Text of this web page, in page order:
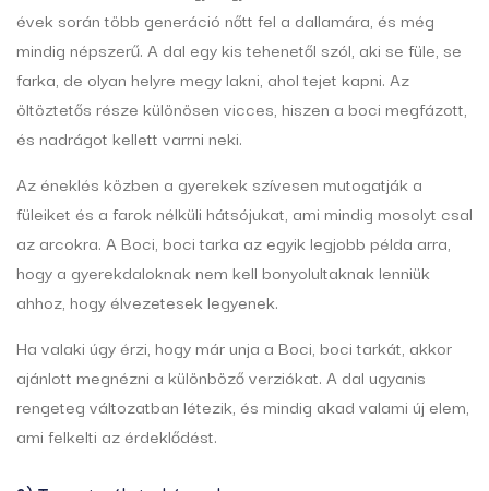
évek során több generáció nőtt fel a dallamára, és még
mindig népszerű. A dal egy kis tehenetől szól, aki se füle, se
farka, de olyan helyre megy lakni, ahol tejet kapni. Az
öltöztetős része különösen vicces, hiszen a boci megfázott,
és nadrágot kellett varrni neki.
Az éneklés közben a gyerekek szívesen mutogatják a
füleiket és a farok nélküli hátsójukat, ami mindig mosolyt csal
az arcokra. A Boci, boci tarka az egyik legjobb példa arra,
hogy a gyerekdaloknak nem kell bonyolultaknak lenniük
ahhoz, hogy élvezetesek legyenek.
Ha valaki úgy érzi, hogy már unja a Boci, boci tarkát, akkor
ajánlott megnézni a különböző verziókat. A dal ugyanis
rengeteg változatban létezik, és mindig akad valami új elem,
ami felkelti az érdeklődést.